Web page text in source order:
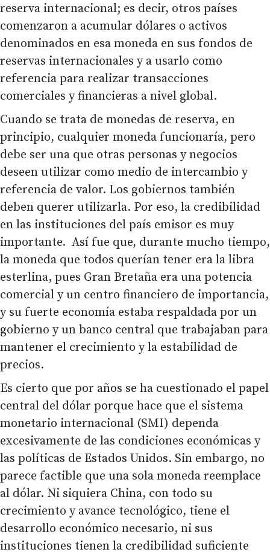
reserva internacional; es decir, otros países
comenzaron a acumular dólares o activos
denominados en esa moneda en sus fondos de
reservas internacionales y a usarlo como
referencia para realizar transacciones
comerciales y financieras a nivel global.
Cuando se trata de monedas de reserva, en
principio, cualquier moneda funcionaría, pero
debe ser una que otras personas y negocios
deseen utilizar como medio de intercambio y
referencia de valor. Los gobiernos también
deben querer utilizarla. Por eso, la credibilidad
en las instituciones del país emisor es muy
importante. Así fue que, durante mucho tiempo,
la moneda que todos querían tener era la libra
esterlina, pues Gran Bretaña era una potencia
comercial y un centro financiero de importancia,
y su fuerte economía estaba respaldada por un
gobierno y un banco central que trabajaban para
mantener el crecimiento y la estabilidad de
precios.
Es cierto que por años se ha cuestionado el papel
central del dólar porque hace que el sistema
monetario internacional (SMI) dependa
excesivamente de las condiciones económicas y
las políticas de Estados Unidos. Sin embargo, no
parece factible que una sola moneda reemplace
al dólar. Ni siquiera China, con todo su
crecimiento y avance tecnológico, tiene el
desarrollo económico necesario, ni sus
instituciones tienen la credibilidad suficiente